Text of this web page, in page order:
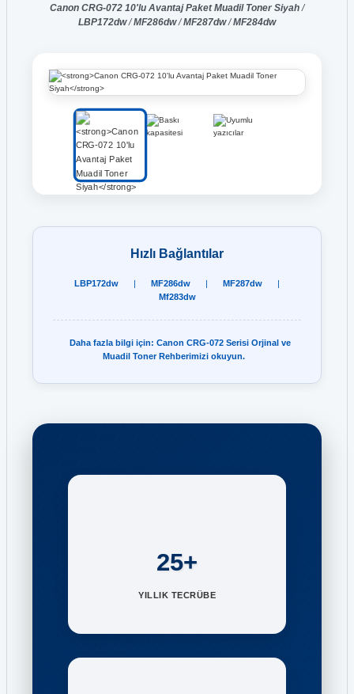
Canon CRG-072 10'lu Avantaj Paket Muadil Toner Siyah /
LBP172dw/MF286dw/MF287dw/MF284dw
Hızlı Bağlantılar
LBP172dw | MF286dw | MF287dw
|
Mf283dw
Daha fazla bilgi için: Canon CRG-072 Serisi Orjinal ve
Muadil Toner Rehberimizi okuyun.
25+
YILLIK TECRÜBE